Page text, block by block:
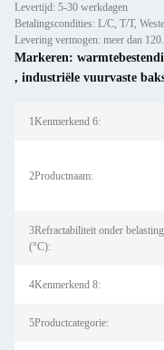
Levertijd: 5-30 werkdagen
Betalingscondities: L/C, T/T,
Markeren:
, industriële vuurvaste
1Kenmerkend 6:
2Productnaam:
3Refractabiliteit onder belasting
(°C):
4Kenmerkend 8:
5Productcategorie: